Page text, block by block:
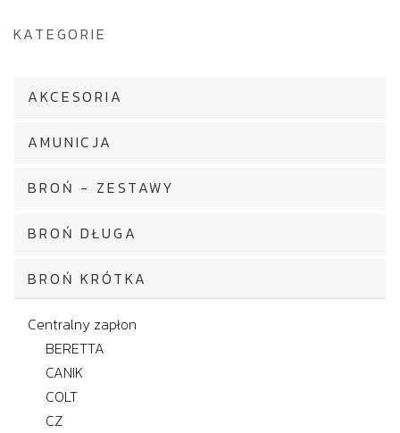
KATEGORIE
AKCESORIA
AMUNICJA
BROŃ - ZESTAWY
BROŃ DŁUGA
BROŃ KRÓTKA
Centralny zapłon
BERETTA
CANIK
COLT
CZ